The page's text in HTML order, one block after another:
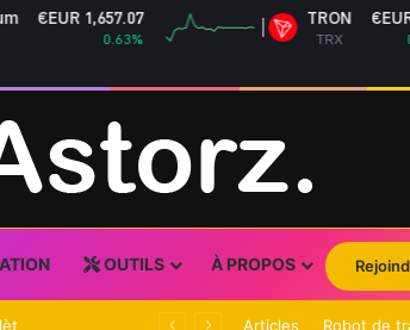
€EUR 1,657.07
0.63%
TRON
TRX
€EUR
OUTILS À PROPOS
Articles Robot de